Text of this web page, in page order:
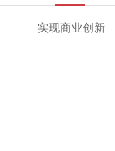
实现商业创新